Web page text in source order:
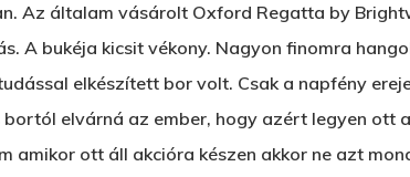
Az általam vásárolt Oxford Regatta by
A bukéja kicsit vékony. Nagyon finomra
elkészített bor volt. Csak a napfény
elvárná az ember, hogy azért legyen ott
amikor ott áll akcióra készen akkor ne azt